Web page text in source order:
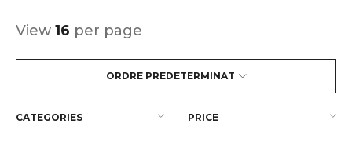
ORDRE PREDETERMINAT
View 16 per page
CATEGORIES PRICE